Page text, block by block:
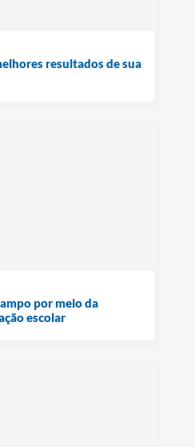
resultados de sua
por meio da
escolar